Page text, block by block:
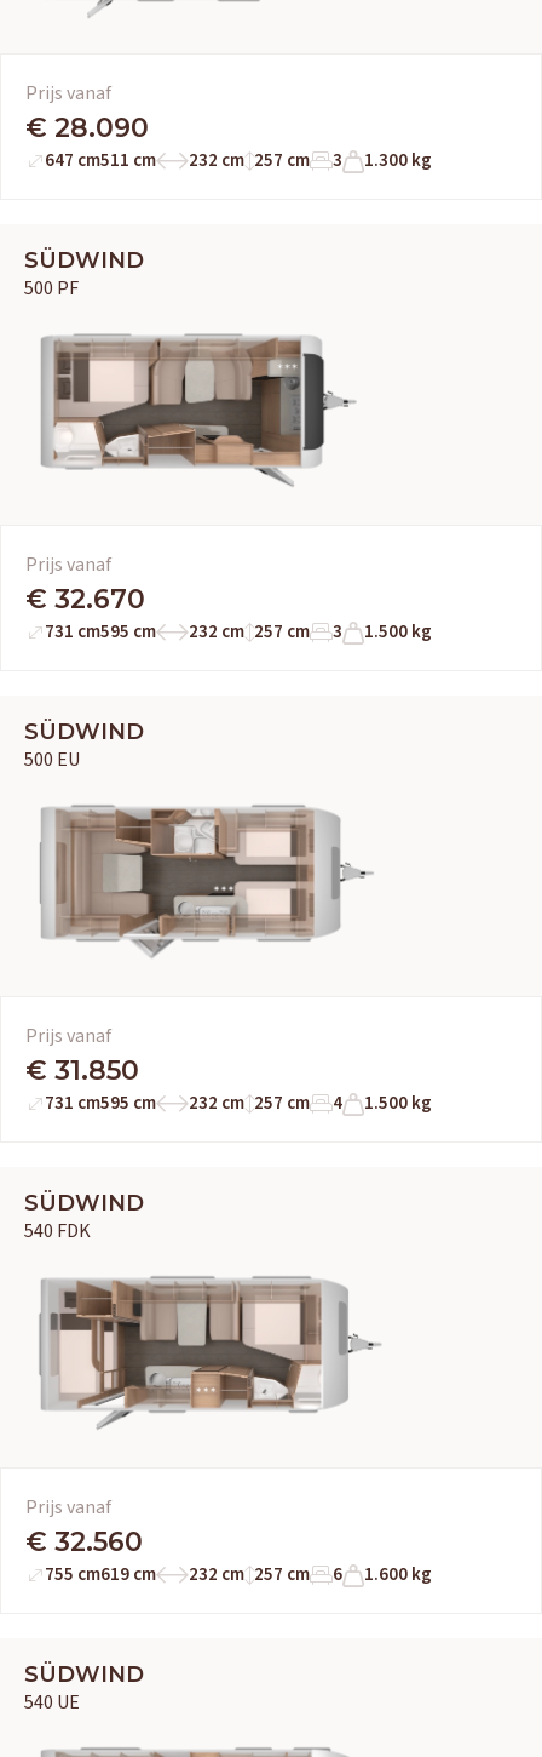
Prijs vanaf
€ 28.090
647 cm511 cm 232 cm 257 cm 3 1.300 kg
SÜDWIND
500 PF
Prijs vanaf
€ 32.670
731 cm595 cm 232 cm 257 cm 3 1.500 kg
SÜDWIND
500 EU
Prijs vanaf
€ 31.850
731 cm595 cm 232 cm 257 cm 4 1.500 kg
SÜDWIND
540 FDK
Prijs vanaf
€ 32.560
755 cm619 cm 232 cm 257 cm 6 1.600 kg
SÜDWIND
540 UE
AdriaEriba
HERPEN
Bürstner CaravelairEasy Caravanning
Eura Mobil